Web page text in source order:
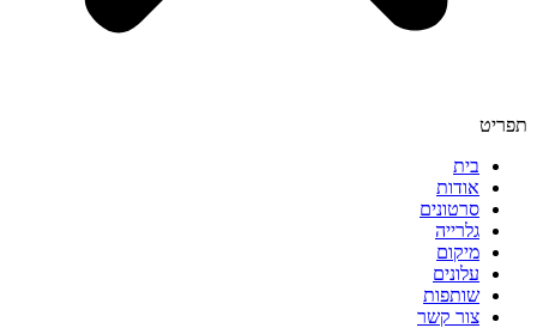
תפריט
בית
אודות
סרטונים
גלרייה
מיקום
עלונים
שותפות
צור קשר